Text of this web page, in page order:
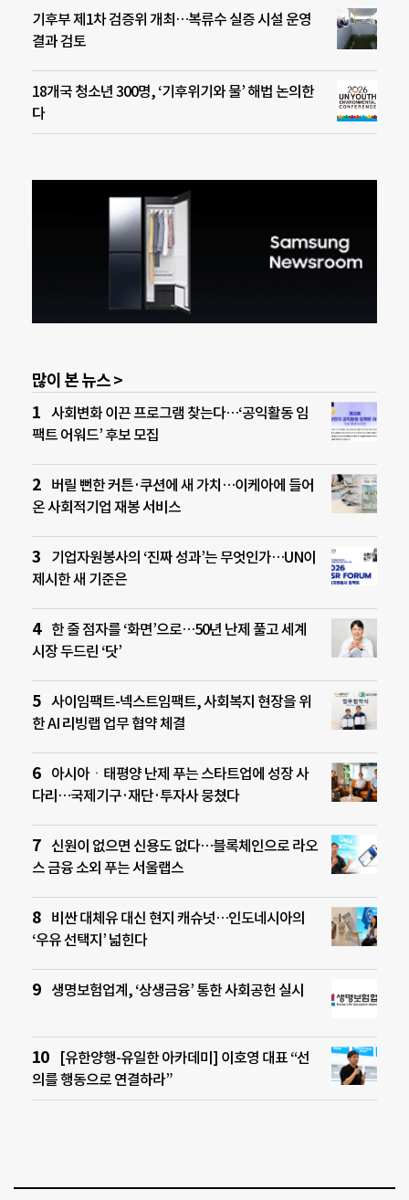
기후부 제1차 검증위 개최…복류수 실증 시설 운영
결과 검토
18개국 청소년 300명, ‘기후위기와 물’ 해법 논의한
다
많이 본 뉴스 >
사회변화 이끈 프로그램 찾는다…‘공익활동 임
팩트 어워드’ 후보 모집
버릴 뻔한 커튼·쿠션에 새 가치…이케아에 들어
온 사회적기업 재봉 서비스
기업자원봉사의 ‘진짜 성과’는 무엇인가…UN이
제시한 새 기준은
한 줄 점자를 ‘화면’으로…50년 난제 풀고 세계
시장 두드린 ‘닷’
사이임팩트-넥스트임팩트, 사회복지 현장을 위
한 AI 리빙랩 업무 협약 체결
아시아ㆍ태평양 난제 푸는 스타트업에 성장 사
다리…국제기구·재단·투자사 뭉쳤다
신원이 없으면 신용도 없다…블록체인으로 라오
스 금융 소외 푸는 서울랩스
비싼 대체유 대신 현지 캐슈넛…인도네시아의
‘우유 선택지’ 넓힌다
생명보험업계, ‘상생금융’ 통한 사회공헌 실시
[유한양행-유일한 아카데미] 이호영 대표 “선
의를 행동으로 연결하라”